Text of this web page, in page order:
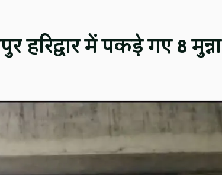
हरिद्वार में पकड़े गए 8 मुन्ना